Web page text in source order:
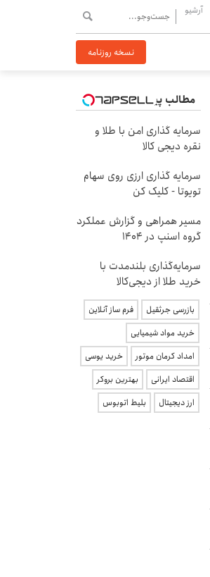
آرشیو
نسخه روزنامه
مطالب پیشنهادی
سرمایه گذاری امن با طلا و
نقره دیجی کالا
سرمایه گذاری ارزی روی سهام
تویوتا - کلیک کن
مسیر همراهی و گزارش عملکرد
گروه اسنپ در ۱۴۰۴
سرمایه‌گذاری بلندمدت با
خرید طلا از دیجی‌کالا
بازرسی جرثقیل
فرم ساز آنلاین
خرید مواد شیمیایی
امداد کرمان موتور
خرید یوسی
اقتصاد ایرانی
بهترین بروکر
ارز دیجیتال
بلیط اتوبوس